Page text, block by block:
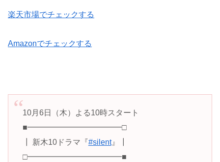
楽天市場でチェックする
Amazonでチェックする
10月6日（木）よる10時スタート
■━━━━━━━━━━━━□
┃ 新木10ドラマ『#silent』┃
□━━━━━━━━━━━━■